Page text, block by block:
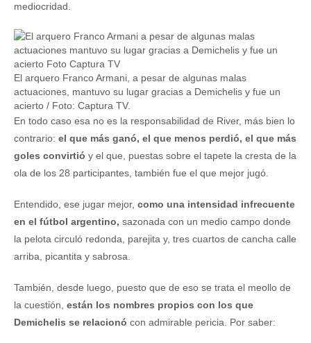
mediocridad.
El arquero Franco Armani, a pesar de algunas malas
actuaciones, mantuvo su lugar gracias a Demichelis y fue un
acierto / Foto: Captura TV.
En todo caso esa no es la responsabilidad de River, más bien lo
contrario: el que más ganó, el que menos perdió, el que más
goles convirtió y el que, puestas sobre el tapete la cresta de la
ola de los 28 participantes, también fue el que mejor jugó.
Entendido, ese jugar mejor, como una intensidad infrecuente
en el fútbol argentino, sazonada con un medio campo donde
la pelota circuló redonda, parejita y, tres cuartos de cancha calle
arriba, picantita y sabrosa.
También, desde luego, puesto que de eso se trata el meollo de
la cuestión, están los nombres propios con los que
Demichelis se relacionó con admirable pericia. Por saber: